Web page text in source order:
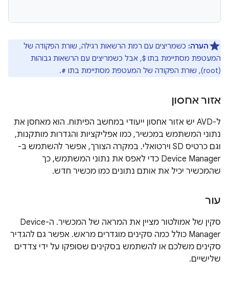
הערה: כשמריצים עם רמת הרשאות רגילה, שורת הפקודה של
המעטפת מסתיימת בתו $, אבל כשמריצים עם הרשאות גבוהות
(root), שורת הפקודה של המעטפת מסתיימת בתו
#
.
אזור אחסון
ל-AVD יש אזור אחסון ייעודי במחשב הפיתוח. הוא מאחסן את
נתוני המשתמש במכשיר, כמו אפליקציות והגדרות מותקנות,
וגם כרטיס SD וירטואלי. במקרה הצורך, אפשר להשתמש ב-
Device Manager כדי לאפס את נתוני המשתמש, כך
שהמכשיר יכיל את אותם נתונים כמו מכשיר חדש.
עור
סקין של אמולטור מציין את המראה של המכשיר. ה-Device
Manager כולל כמה סקינים מוגדרים מראש. אפשר גם להגדיר
סקינים משלכם או להשתמש בסקינים שסופקו על ידי צדדים
שלישיים.